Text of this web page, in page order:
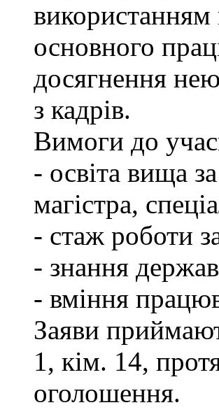
використанням
основного
досягнення нею
з кадрів.
Вимоги до
- освіта вища
магістра,
- стаж роботи
- знання
- вміння
Заяви
1, кім. 14,
оголошення.